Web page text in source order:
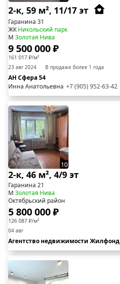
2-к, 59 м², 11/17 эт
Гаранина 31
ЖКНикольский парк
М Золотая Нива
9 500 000 ₽
161 017 ₽/м²
23 авг 2024 В продаже более 1 года
АН Сфера 54
Инна Анатольевна +7 (905) 952-63-42
10
2-к, 46 м², 4/9 эт
Гаранина 21
М Золотая Нива
Октябрьский район
5 800 000 ₽
126 087 ₽/м²
04 авг
Агентство недвижимости Жилфонд